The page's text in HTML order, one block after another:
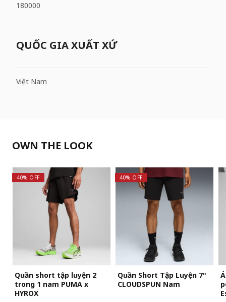
180000
QUỐC GIA XUẤT XỨ
Việt Nam
OWN THE LOOK
40% OFF
Quần short tập luyện 2
trong 1 nam PUMA x
HYROX
40% OFF
Quần Short Tập Luyện 7"
CLOUDSPUN Nam